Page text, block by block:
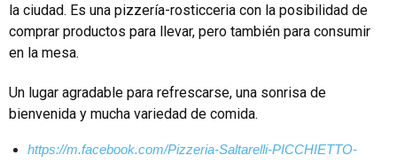
la ciudad. Es una pizzería-rosticceria con la posibilidad de
comprar productos para llevar, pero también para consumir
en la mesa.
Un lugar agradable para refrescarse, una sonrisa de
bienvenida y mucha variedad de comida.
https://m.facebook.com/Pizzeria-Saltarelli-PICCHIETTO-